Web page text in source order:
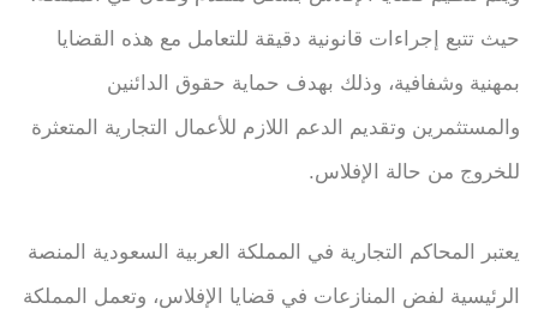
حيث تتبع إجراءات قانونية دقيقة للتعامل مع هذه القضايا
بمهنية وشفافية، وذلك بهدف حماية حقوق الدائنين
والمستثمرين وتقديم الدعم اللازم للأعمال التجارية المتعثرة
للخروج من حالة الإفلاس.
يعتبر المحاكم التجارية في المملكة العربية السعودية المنصة
الرئيسية لفض المنازعات في قضايا الإفلاس، وتعمل المملكة